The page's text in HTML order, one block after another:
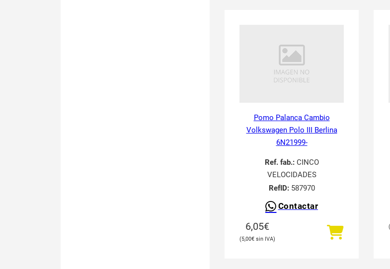
Pomo Palanca Cambio
Volkswagen Polo III Berlina
6N21999-
Ref. fab.:CINCO
VELOCIDADES
RefID:587970
Contactar
6,05€
5,00€